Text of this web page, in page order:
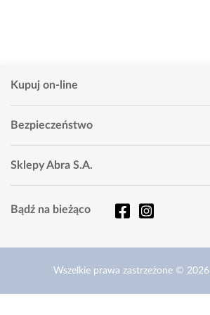
Kupuj on-line
Bezpieczeństwo
Sklepy Abra S.A.
Bądź na bieżąco
Wszelkie prawa zastrzeżone © 2026